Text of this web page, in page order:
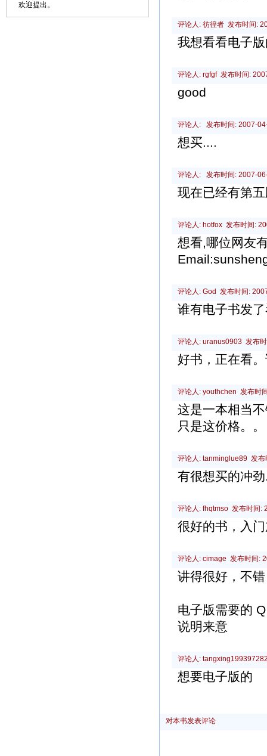
欢迎提出。
评论人: 彷徨者 发布时间:
我想看看电子
评论人: rgfgf 发布时间:
good
评论人: 发布时间: 2007-
想买....
评论人: 发布时间: 2007-
现在已经有第
评论人: hotfox 发布时间:
想看,哪位网友
评论人: God 发布时间:
谁有电子书发
评论人: uranus0903 发布
好书，正在看
评论人: youthchen 发布时
这是一本相当
只是这价格。
评论人: tanminglue89 发
有很想买的冲
评论人: fhqtmso 发布时间:
很好的书，入
评论人: cimage 发布时间:
讲得很好，不
电子版需要的
说明来意
评论人:
想要电子版的
对本书发表评论